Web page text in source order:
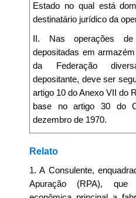
Estado no qual está
destinatário jurídico da
II. Nas operações
depositadas em
da Federação
depositante, deve ser
artigo 10 do Anexo VII do
base no artigo 30 do
dezembro de 1970.
Relato
1. A Consulente,
Apuração (RPA), que